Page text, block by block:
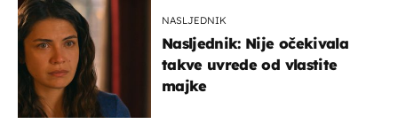
NASLJEDNIK
Nasljednik: Nije očekivala
takve uvrede od vlastite
majke